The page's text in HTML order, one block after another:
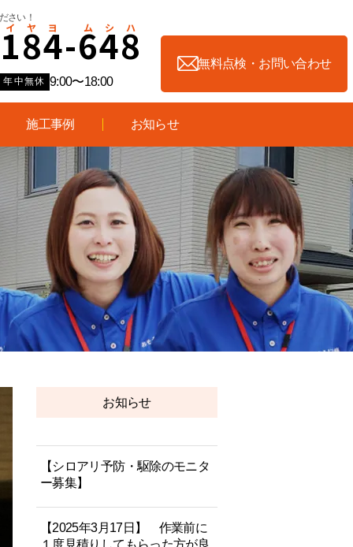
さい！
184-648
年中無休 9:00〜18:00
無料点検・お問い合わせ
施工事例 お知らせ
お知らせ
【シロアリ予防・駆除のモニタ
ー募集】
【2025年3月17日】 作業前に
１度見積りしてもらった方が良